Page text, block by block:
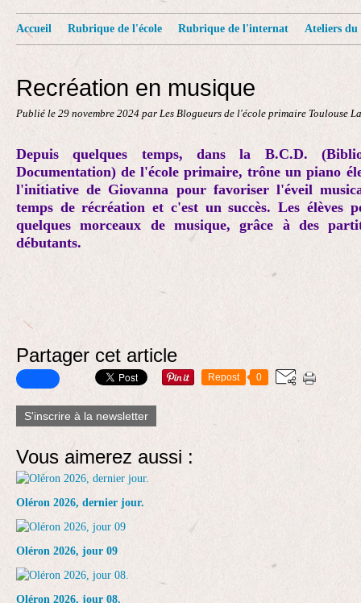
Accueil Rubrique de l'école Rubrique de l'internat Ateliers du
Recréation en musique
Publié le 29 novembre 2024 par Les Blogueurs de l'école primaire Toulouse
Depuis quelques temps, dans la B.C.D.
Documentation) de l'école primaire, trône un piano
l'initiative de Giovanna pour favoriser l'éveil
temps de récréation et c'est un succès. Les élèves
quelques morceaux de musique, grâce à des
débutants.
Partager cet article
Repost 0
S'inscrire à la newsletter
Vous aimerez aussi :
Oléron 2026, dernier jour.
Oléron 2026, jour 09
Oléron 2026, jour 08.